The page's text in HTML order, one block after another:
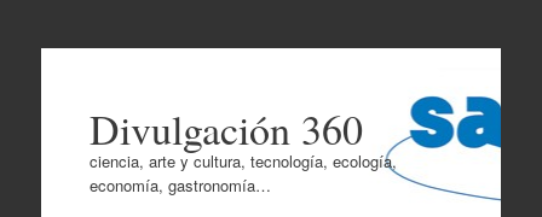
Divulgación 360
ciencia, arte y cultura, tecnología, ecología,
economía, gastronomía…